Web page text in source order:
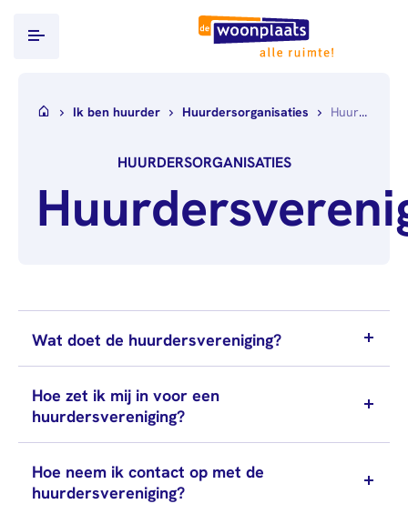
Ik ben huurder
WoningHuren.nl
Documenten
inleveren
Loonstroken/uitkeringsspecificaties
Verhuurdersverklaring
Uittreksel
Basisregistratie
Personen (BRP)
bewindvoerder
Bewijs
Over ons
Governance
Algemeen
Raad van
Commissarissen
Visitatie
Over
Stage &
afstuderen
Arbeidsvoorwaarden
Mail 0900 - 9678
Ik ben huurder Huurdersorganisaties Huurdersverenigingen
HUURDERSORGANISATIES
Wat doet de huurdersvereniging?
Hoe zet ik mij in voor een
huurdersvereniging?
Hoe neem ik contact op met de
huurdersvereniging?